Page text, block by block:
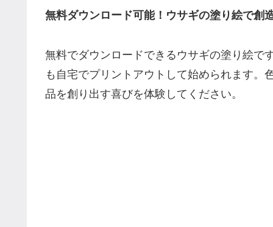
無料ダウンロード可能！ウサギの塗り絵で創
無料でダウンロードできるウサギの塗り絵で
も自宅でプリントアウトして始められます。
品を創り出す喜びを体験してください。